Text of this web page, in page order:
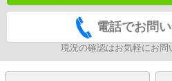
電話でお問
現況の確認はお気軽にお問